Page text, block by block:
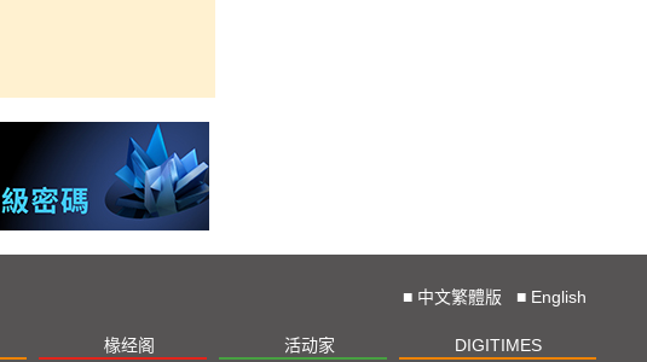
■ 中文繁體版 ■ English
椽经阁 活动家 DIGITIMES